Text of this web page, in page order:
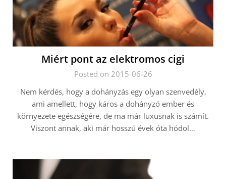
Miért pont az elektromos cigi
Posted on 2015-06-26
Nem kérdés, hogy a dohányzás egy olyan szenvedély,
ami amellett, hogy káros a dohányzó ember és
környezete egészségére, de ma már luxusnak is számít.
Viszont annak, aki már hosszú évek óta hódol…